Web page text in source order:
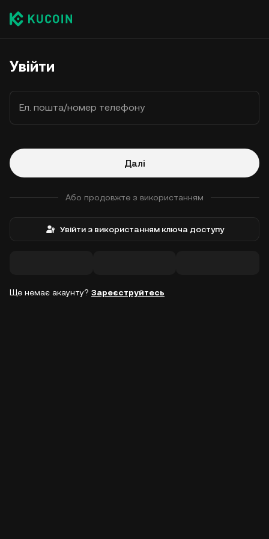
Увійти
Ел. пошта/номер телефону
Далі
Або продовжте з використанням
Увійти з використанням ключа доступу
Ще немає акаунту? Зареєструйтесь